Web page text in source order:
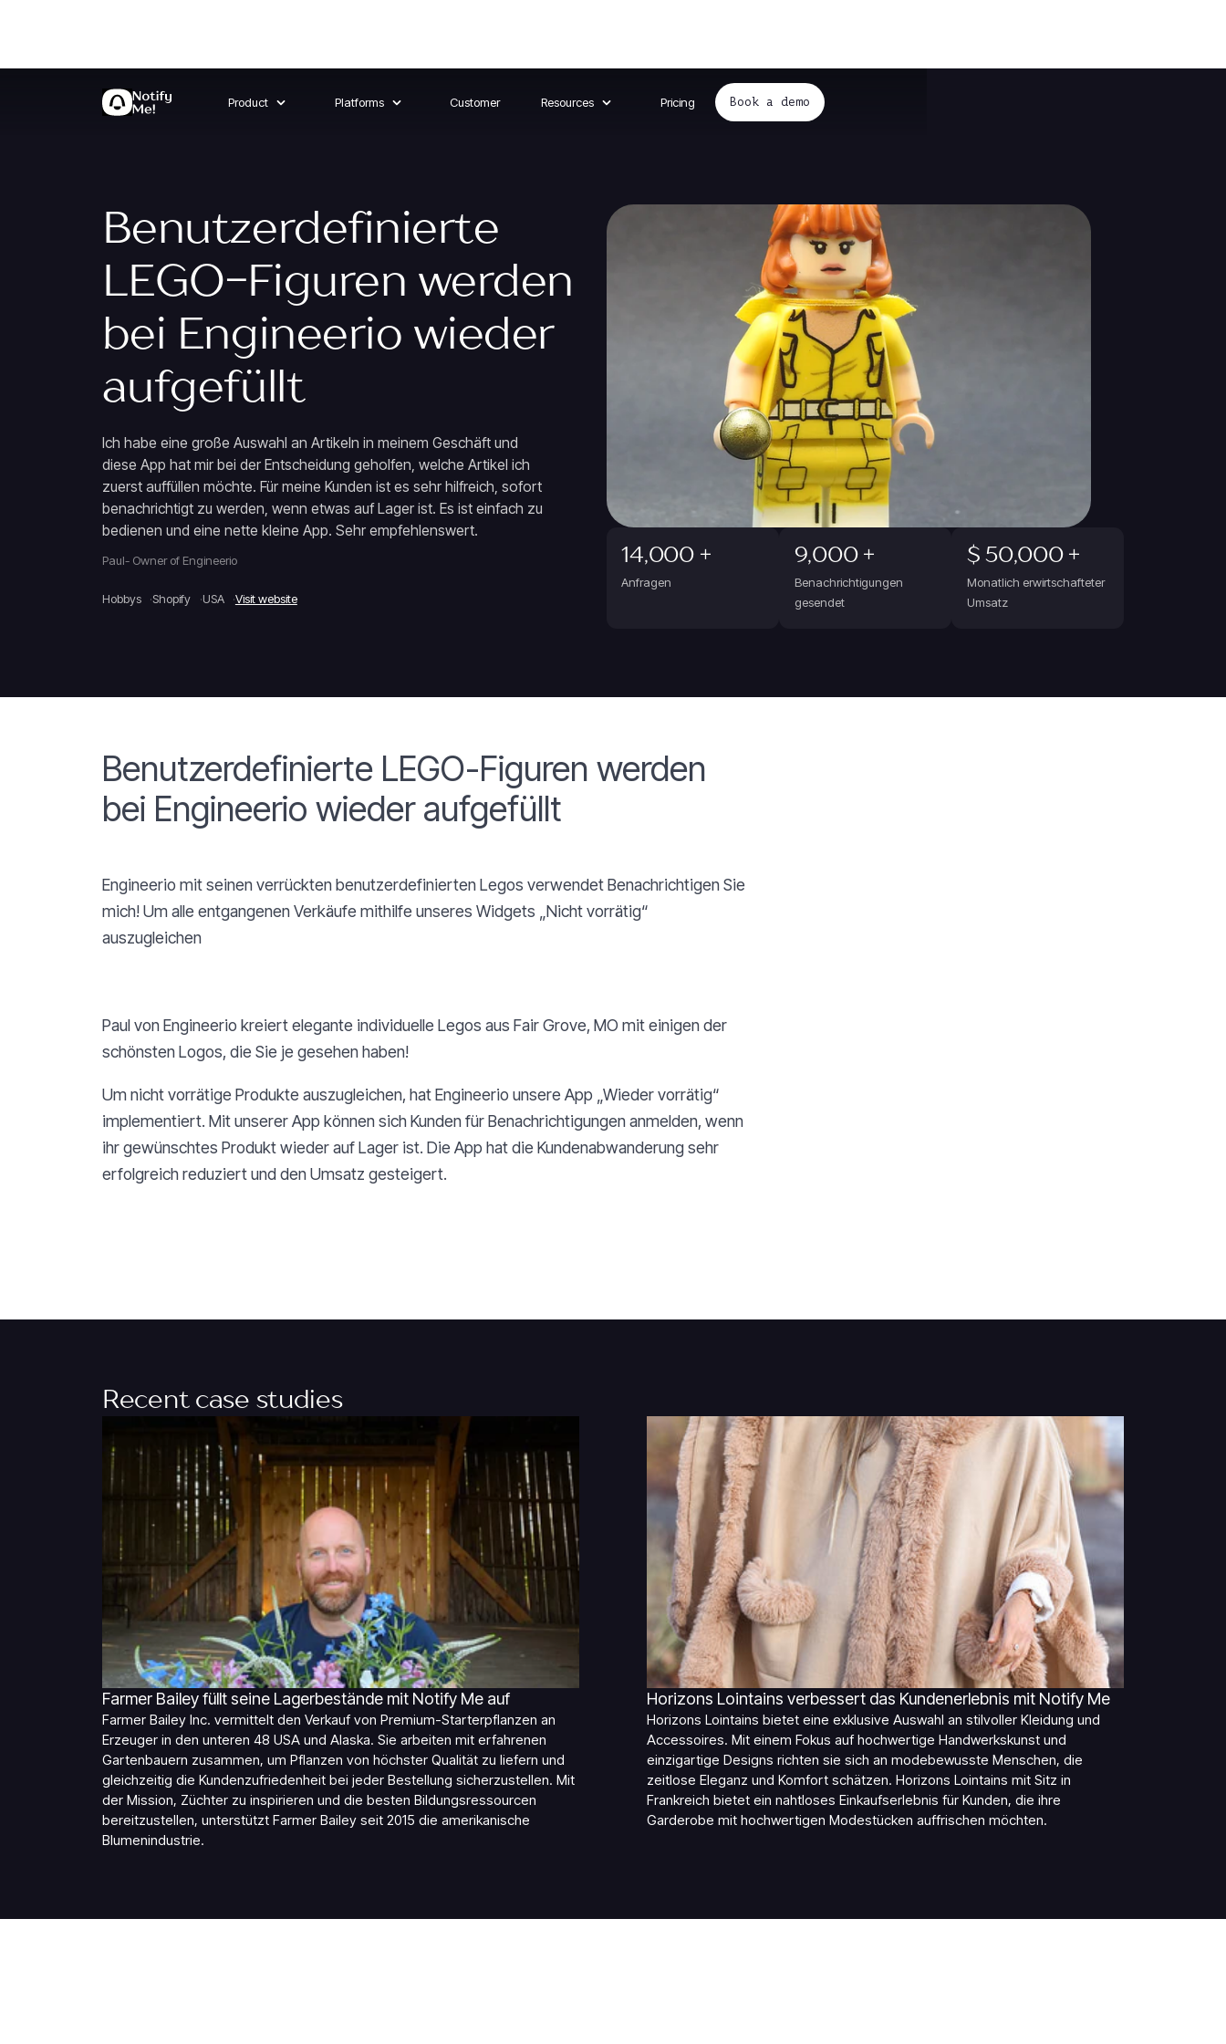
Product Platforms Customer Resources Pricing Book a demo
Benutzerdefinierte
LEGO-Figuren werden
bei Engineerio wieder
aufgefüllt
Ich habe eine große Auswahl an Artikeln in meinem Geschäft und
diese App hat mir bei der Entscheidung geholfen, welche Artikel ich
zuerst auffüllen möchte. Für meine Kunden ist es sehr hilfreich, sofort
benachrichtigt zu werden, wenn etwas auf Lager ist. Es ist einfach zu
bedienen und eine nette kleine App. Sehr empfehlenswert.
Paul- Owner of Engineerio
Hobbys Shopify USA Visit website
14,000 +
Anfragen
9,000 +
Benachrichtigungen
gesendet
$ 50,000 +
Monatlich erwirtschafteter
Umsatz
Benutzerdefinierte LEGO-Figuren werden
bei Engineerio wieder aufgefüllt
Engineerio mit seinen verrückten benutzerdefinierten Legos verwendet Benachrichtigen Sie
mich! Um alle entgangenen Verkäufe mithilfe unseres Widgets „Nicht vorrätig“
auszugleichen
Paul von Engineerio kreiert elegante individuelle Legos aus Fair Grove, MO mit einigen der
schönsten Logos, die Sie je gesehen haben!
Um nicht vorrätige Produkte auszugleichen, hat Engineerio unsere App „Wieder vorrätig“
implementiert. Mit unserer App können sich Kunden für Benachrichtigungen anmelden, wenn
ihr gewünschtes Produkt wieder auf Lager ist. Die App hat die Kundenabwanderung sehr
erfolgreich reduziert und den Umsatz gesteigert.
Recent case studies
Farmer Bailey füllt seine Lagerbestände mit Notify Me auf
Farmer Bailey Inc. vermittelt den Verkauf von Premium-Starterpflanzen an
Erzeuger in den unteren 48 USA und Alaska. Sie arbeiten mit erfahrenen
Gartenbauern zusammen, um Pflanzen von höchster Qualität zu liefern und
gleichzeitig die Kundenzufriedenheit bei jeder Bestellung sicherzustellen. Mit
der Mission, Züchter zu inspirieren und die besten Bildungsressourcen
bereitzustellen, unterstützt Farmer Bailey seit 2015 die amerikanische
Blumenindustrie.
Horizons Lointains verbessert das Kundenerlebnis mit Notify Me
Horizons Lointains bietet eine exklusive Auswahl an stilvoller Kleidung und
Accessoires. Mit einem Fokus auf hochwertige Handwerkskunst und
einzigartige Designs richten sie sich an modebewusste Menschen, die
zeitlose Eleganz und Komfort schätzen. Horizons Lointains mit Sitz in
Frankreich bietet ein nahtloses Einkaufserlebnis für Kunden, die ihre
Garderobe mit hochwertigen Modestücken auffrischen möchten.